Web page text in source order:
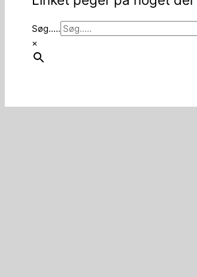
Søg.....
×